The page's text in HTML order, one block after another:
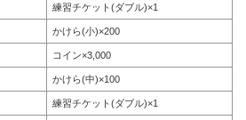
練習チケット(ダブル)×1
かけら(小)×200
コイン×3,000
かけら(中)×100
練習チケット(ダブル)×1